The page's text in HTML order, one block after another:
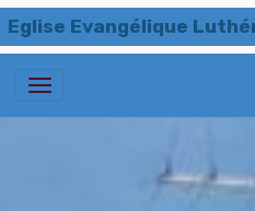
Eglise Evangélique